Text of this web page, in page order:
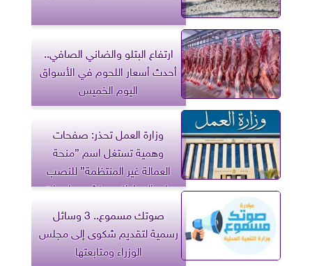
ارتفاع البتلو والضاني الصافي..
أحدث أسعار اللحوم في الأسواق
اليوم الخميس
وزارة العمل تحذر: صفحات
وهمية تستغل اسم ”منحة
العمالة غير المنتظمة” للنصب
على المواطنين ونشر معلومات
صوتك مسموع.. 3 وسائل
رسمية لتقديم شكوى إلى مجلس
الوزراء ومتابعتها